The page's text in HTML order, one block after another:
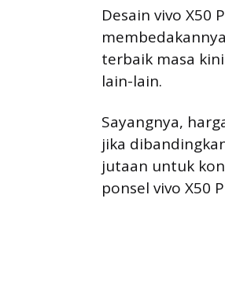
Desain vivo X50
terbaik masa
lain-lain.
Sayangnya,
jika
jutaan untuk
ponsel vivo X50